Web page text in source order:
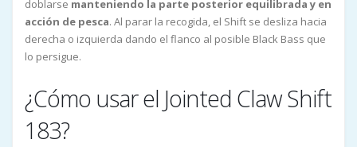
doblarse manteniendo la parte posterior equilibrada y en
acción de pesca. Al parar la recogida, el Shift se desliza hacia
derecha o izquierda dando el flanco al posible Black Bass que
lo persigue.
¿Cómo usar el Jointed Claw Shift
183?